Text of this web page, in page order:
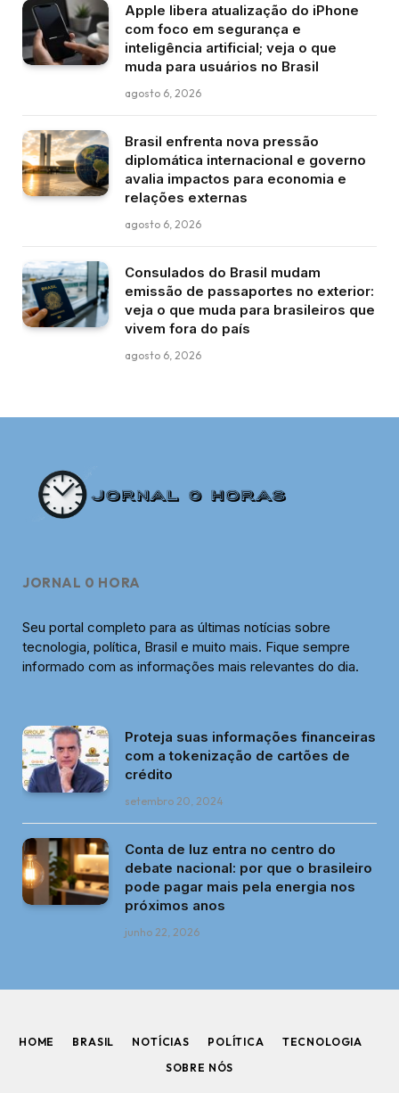
Apple libera atualização do iPhone
com foco em segurança e
inteligência artificial; veja o que
muda para usuários no Brasil
agosto 6, 2026
Brasil enfrenta nova pressão
diplomática internacional e governo
avalia impactos para economia e
relações externas
agosto 6, 2026
Consulados do Brasil mudam
emissão de passaportes no exterior:
veja o que muda para brasileiros que
vivem fora do país
agosto 6, 2026
JORNAL 0 HORA
Seu portal completo para as últimas notícias sobre
tecnologia, política, Brasil e muito mais. Fique sempre
informado com as informações mais relevantes do dia.
Proteja suas informações financeiras
com a tokenização de cartões de
crédito
setembro 20, 2024
Conta de luz entra no centro do
debate nacional: por que o brasileiro
pode pagar mais pela energia nos
próximos anos
junho 22, 2026
HOME BRASIL NOTÍCIAS POLÍTICA
TECNOLOGIA
SOBRE NÓS